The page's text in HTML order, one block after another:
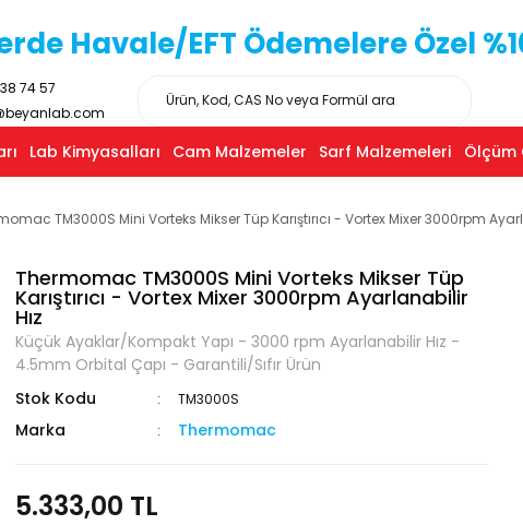
Havale/EFT Ödemelere Özel
74 57
Lab Kimyasalları Cam Malzemeler Sarf Malzemeleri Ölçüm
TM3000S Mini Vorteks Mikser Tüp Karıştırıcı - Vortex Mixer 3000rpm
Thermomac TM3000S Mini Vorteks Mikser Tüp
Karıştırıcı - Vortex Mixer 3000rpm Ayarlanabilir
Hız
Küçük Ayaklar/Kompakt Yapı - 3000 rpm Ayarlanabilir Hız -
4.5mm Orbital Çapı - Garantili/Sıfır Ürün
Stok Kodu
TM3000S
Marka Thermomac
5.333,00 TL